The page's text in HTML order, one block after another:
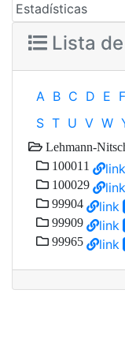
Estadísticas
Lista de
A B C D E F
S T U V W
Lehmann-
100011 link
100029 link
99904 link
99909 link
99965 link